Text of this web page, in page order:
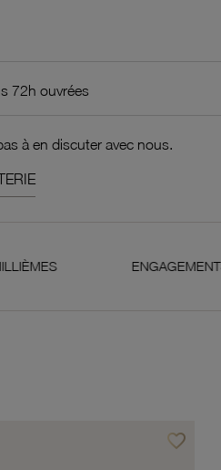
72h ouvrées
à en discuter avec nous.
ENGAGEMENTS ÉTHIQUE
favorite_borderAjouter à